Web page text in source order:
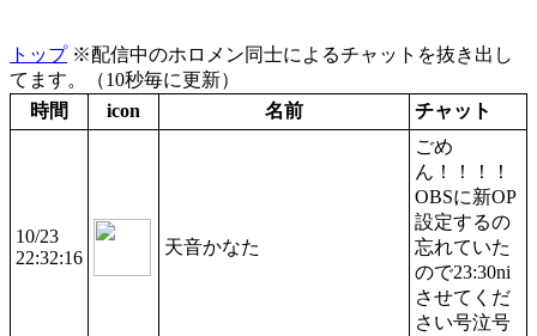
トップ※配信中のホロメン同士によるチャットを抜き出し
てます。（10秒毎に更新）
時間
icon 名前 チャット
10/23
22:32:16
天音かなた
ごめ
ん！！！！
OBSに新OP
設定するの
忘れていた
ので23:30ni
させてくだ
さい号泣号